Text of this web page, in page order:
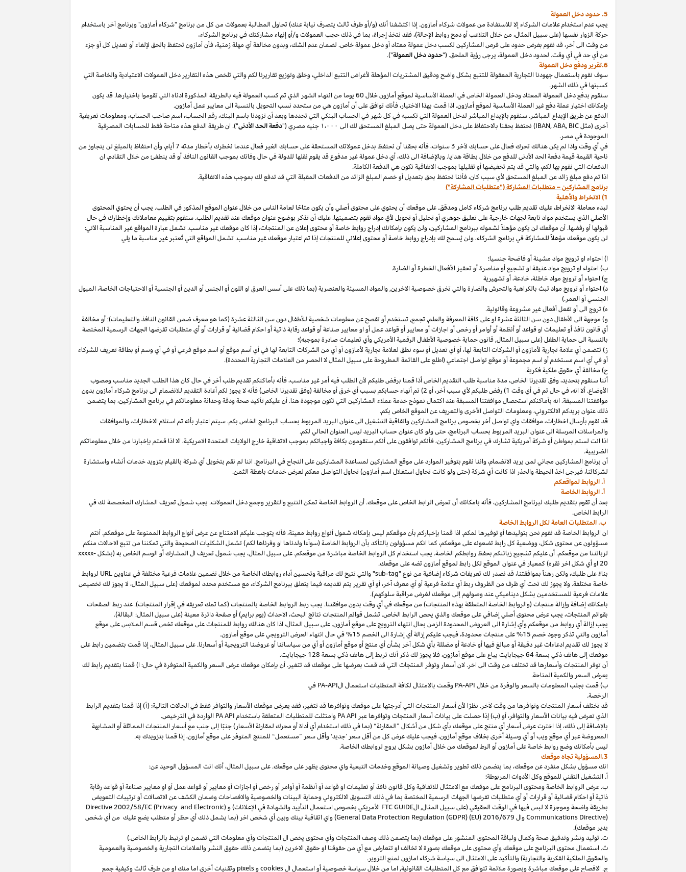
5. حدود دخل العمولة
يجب عدم استخدام علامات الشركاء إلا للاستفادة من عمولات شركاء أمازون. إذا اكتشفنا أنك (و/أو طرف ثالث يتصرف نيابة عنك) تحاول المطالبة بعمولات من كل من برنامج "شركاء أمازون" وبرنامج آخر باستخدام
حركة الزوار نفسها (على سبيل المثال، من خلال التلاعب أو دمج روابط الإحالة)، فقد نتخذ إجراءً، بما في ذلك حجب العمولات و/أو إنهاء مشاركتك في برنامج الشركاء.
من وقت الىأخر،قد نقوم بفرض حدود على فرص المشاركين لكسب دخل عمولة معتاد أو دخل عمولة خاص. لضمان عدم الشك،وبدون مخالفة أي مهلةزمنية،فأن أمازون تحتفظ بالحق لإلغاء أو تعديل كل أو جزء
من أي حد في أي وقت. لحدود دخل العمولة، يرجى رؤية الملحق. ("حدود دخل العمولة").
6.تقرير ودفع دخل العمولة
سوف نقوم باستعمال جهودنا التجارية المعقولة للتتبع بشكل واضح ودقيق المشتريات المؤهلة لأغراض التتبع الداخلي،وخلق وتوزيع تقاريرنا لكم والتي تلخص هذه التقارير دخل العمولات الاعتيادية والخاصة التي
كسبتها في ذلك الشهر.
سنقوم بدفع دخل العمولة المعتاد ودخل العمولة الخاص في العملة الأساسية لموقع أمازون خلال 60 يوما من انتهاء الشهر الذي تم كسب العمولة فيه بالطريقة المذكورة ادناه التي تقوموا باختيارها. قد يكون
بإمكانك اختيار عملة دفع غير العملة الأساسية لموقع أمازون. اذا قمت بهذا الاختيار،فأنك توافق على أن أمازون هي من ستحدد نسب التحويل بالنسبة الى معايير عمل أمازون.
الدفع عن طريق الإيداع المباشر. سنقوم بالإيداع المباشر لدخل العمولة التي تكسبه في كل شهر في الحساب البنكي التي تحددها وبعد أن تزودنا باسم البنك،رقم الحساب، اسم صاحب الحساب،ومعلومات تعريفية
أخرى (مثل
IBAN,ABA, BIC ) نحتفظ بحقنا بالاحتفاظ على دخل العمولة حتى يصل المبلغ المستحق لك الى ١٬٠٠٠ جنيه مصري("دفعة الحد الأدنى")
. انطريقة الدفعهذه متاحةفقط للحسابات المصرفية
الموجودةفي مصر.
في أي وقتواذا لم يكن هنالك تحرك فعال على حسابك لأخر 3 سنوات،فأنه بحقنا أن نحتفظ بدخل عمولاتك المستحقة على حسابك الغير فعالعندما نخطرك بأخطار مدته 7 أيام،وأن احتفاظ بالمبلغ لن يتجاوز من
ناحية القيمة قيمة دفعة الحد الأدنى للدفع من خلال بطاقة هدايا. وبالإضافة الىذلك،أي دخل عمولة غير مدفوع قد يقوم نقلها للدولة في حال وفاتك بموجب القانون النافذ أو قد ينطفئ من خلال التقادم. ان
الدفعات التي نقوم بها لكم،والتي قد يتم تخفيضها أو تقليلها بموجب الاتفاقية تكون هي الدفعة الكاملة.
اذا تم دفع مبلغ زائد عن المبلغ المستحق لأي سبب كان،فأننا نحتفظ بحق بتعديل أو خصم المبلغ الزائد من الدفعات المقبلة التي قد تدفع لك بموجب هذه الاتفاقية.
برنامج المشاركين – متطلبات المشاركة ("متطلبات المشاركة")
1) الانخراط والأهلية
لبدء معاملة الانخراط، عليك تقديم طلب برنامج شركاء كامل ومدقق. على موقعك أن يحتوي على محتوى أصلي وأن يكون متاحًا لعامة الناس من خلال عنوان الموقع المذكور في الطلب. يجب أن يحتوي المحتوى
الأصلي الذي يستخدم مواد تابعة لجهات خارجية على تعليق جوهري أو تحليل أو تحويل لأيّ مواد تقوم بتضمينها. عليك أن تذكر بوضوح عنوان موقعك عند تقديم الطلب. سنقوم بتقييم معاملاتك وإخطارك في حال
قبولها أو رفضها. أن موقعك لن يكون مؤهلاً لشموله ببرنامج المشاركين، ولن يكون بإمكانك إدراج روابط خاصة أو محتوى إعلان عن المنتجات، إذا كان موقعك غير مناسب. تشمل عبارة المواقع غير المناسبة الآتي:
لن يكون موقعك مؤهلاً للمشاركة في برنامج الشركاء، ولن يُسمح لك بإدراج روابط خاصة أو محتوى إعلاني للمنتجات إذا تم اعتبار موقعك غير مناسب. تشمل المواقع التي تُعتبر غير مناسبة ما يلي
ا) احتواء او ترويج مواد مشينة أو فاضحة جنسيا؛
ب) احتواء او ترويج موادعنيفة او تشجيع أو مناصرة أو تحفيز الأفعال الخطرة أو الضارة.
ج) احتواء أو ترويج موادخاطئة،خادعة،أو تشهيرية
د) احتواء أو ترويج مواد تبث بالكراهية والتحرش والضارة والتي تخرق خصوصية الاخرين,والمواد المسيئة والعنصرية (بما ذلك على أسس العرق او اللون أو الجنس أو الدين أو الجنسية أو الاحتياجات الخاصة، الميول
الجنسي أو العمر.)
ه) تروج الى أو تفعل أفعال غير مشروعة وقانونية.
و) موجهة الى الأطفال دون سن الثالثة عشرة او على كافة المعرفة والعلم, تجمع, تستخدم أو تفصح عن معلومات شخصية للأطفال دون سن الثالثة عشرة (كما هو معرف ضمن القانون النافذ والتعليمات)؛ أو مخالفة
أي قانون نافذ أو تعليمات او قواعد أو أنظمة أو أوامر أو رخص أو اجازات أو معايير أو قواعد عمل أو او معايير صناعة أو قواعد رقابة ذاتية أو احكام قضائية أو قرارات أو أي متطلبات تفرضها الجهات الرسمية المختصة
بالنسبة الى حماية الطفل (على سبيل المثال, قانون حماية خصوصية الأطفال الرقمية الأمريكي وأي تعليمات صادرة بموجبه)؛
ز) تتضمن أي علامة تجارية لأمازون أو الشركات التابعة لها،أو أي تعديل أو سوء نطق لعلامة تجارية لأمازون أو أي من الشركات التابعة لها في أي أسم موقع أو اسم موقع فرعي أو في أي وسم أو بطاقة تعريف للشركاء
أو في أي اسم مستخدم أو اسم مجموعة أو موقع تواصل اجتماعي (اطلع على القائمة المطروحة على سبيل المثال لا الحصر من العلامات التجارية المحددة).
ح) مخالفة أي حقوق ملكية فكرية.
أننا سنقوم بتحديد،وفق تقديرنا الخاص، مدة مناسبة طلب التقديم الخاص أذا قمنا برفض طلبكم لأن الطلب فيه أمر غير مناسب،فأنه بأماكنكم تقديم طلب أخر في حال كان هذا الطلب الجديد مناسب ومصوب
الأوضاع. ألا انه،في حال تم في أي وقت 1) رفض طلبكم لأي سبب أخر،أو 2) تم أنهاء حسابكم بسبب أي خرق أو مخالفة (وفق تقديرنا الخاص)فأنه لا يجوز لكم أعادة التقديم للانضمام الى برنامج شركاء أمازون بدون
موافقتنا المسبقة. انه بأماكنكم استحصال موافقتنا المسبقة عند اكتمال نموذج خدمة عملاء المشاركين التي تكون موجودة هنا. أن عليكم تأكيد صحة ودقة وحداثة معلوماتكم في برنامج المشاركين، بما يتضمن
ذلك عنوان بريدكم الالكتروني،ومعلومات التواصل الأخرى والتعريف عن الموقع الخاص بكم.
قد نقوم بأرسال اخطارات، موافقات واي تواصل أخر بخصوص برنامج المشاركين واتفاقية التشغيل الى عنوان البريد المربوط بحساب البرنامج الخاص بكم. سيتم اعتبار بأنه تم استلام الاخطارات،والموافقات
والمراسلات المرسلة الى عنوان البريد المربوط بحساب البرنامج،حتى ولو كان عنوان حساب البريد ليس العنوان الحالي لكم.
اذا انت لستم بمواطن أو شركة أمريكية تشارك في برنامج المشاركين،فأنكم توافقون على أنكم ستقومون بكافة واجباتكم بموجب الاتفاقيةخارج الولايات المتحدة الامريكية، الا اذا قمتم بإخبارنا من خلال معلوماتكم
الضريبية.
أن برنامج المشاركين مجاني لمن يريد الانضمام،واننا نقوم بتوفير الموارد على موقع المشاركين لمساعدة المشاركين على النجاح في البرنامج. اننا لم نقم بتخويل أي شركة بالقيام بتزويد خدمات أنشاء واستشارة
لشركائنا،فيرجى اخذ الحيطة والحذر اذا كانت أي شركة (حتى ولو كانت تحاول استغلال اسم أمازون) تحاول التواصل معكم لعرض خدمات باهظة الثمن.
أ. الروابط لمواقعكم
أ. الروابط الخاصة
بعد أن تقوم بتقديم طلبك لبرنامج المشاركين،فأنه بامكانكأن تعرض الرابط الخاص على موقعك. أن الروابط الخاصة تمكن التتبع والتقرير وجمع دخل العمولات. يجب شمول تعريف المشارك المخصصة لك في
الرابط الخاص.
ب. المتطلبات العامة لكل الروابط الخاصة
ان الروابط الخاصة قد نقوم نحن بتوليدها أو توفيرها لمكم. اذا قمنا بإخباركم بأن موقعكم ليس بإمكانه شمول أنواع روابط معينة،فأنه يتوجب عليكم الامتناع عن عرض أنواع الروابط الممنوعة على موقعكم. أنتم
مسؤولون عن محتوىشكل،ووضعية كل رابط تضعونه على موقعكم، كما انكم مسؤولون بالتأكد بأن الروابط الخاصة (سوآءا ولدناها او وفرناها لكم) تشمل الشكليات الصحيحة والتي تمكننا من تتبع الاحالات منكم
لزبائننا من موقعكم. أن عليكم تشجيع زبائنكم بحفظ روابطكم الخاصة. يجب استخدام كل الروابط الخاصة مباشرة من موقعكم. على سبيل المثال، يجب شمول تعريف ال المشارك أو الوسم الخاص به (بشكلxxxxx-
20 او أي شكل اخر نقره) كمعيار في عنوان الموقع لكل رابط لموقع أمازون تضه على موقعك.
بناءً على طلبك، ولكن رهناً بموافقتنا، قد نصدر لك تعريفات شركاء إضافية من نوع "sub-tag" والتي تتيح لك مراقبة وتحسين أداء روابطك الخاصة من خلال تضمين علامات فرعية مختلفة في عناوينURL لروابط
خاصة مختلفة. ولا يجوز لك تحت أي ظرف من الظروف ربط أي علامة فرعية أو أي معرف آخر، أو أي تقرير يتم تقديمه فيما يتعلق ببرنامج الشركاء، مع مستخدم محدد لموقعك (على سبيل المثال، لا يجوز لك تخصيص
علامات فرعية للمستخدمين بشكل ديناميكي عند وصولهم إلى موقعك لغرض مراقبة سلوكهم).
بامكانك إضافة وإزالة منتجات (والروابط الخاصة المتعلقة بهذه المنتجات) من موقعك في أي وقت بدون موافقتنا. يجب ربط الروابط الخاصة بالمنتجات (كما تمك تعريفه في إقرار المنتجات). عند ربط الصفحات
بقوائم المنتجات، يجب عرض محتوىأصلي إضافي على موقعك والذي يحص الرابط الخاص. تشمل قوائم المنتجات نتائج البحث، الاحداث (يوم برايم) أو صفحة دائرة معينة (على سبيل المثال: البقالة).
يجب إزالة أي روابط من موقعكم وأي إشارة الى العروض المحدودة الزمن بحال انتهاء الترويج على موقع أمازون. على سبيل المثال، اذا كان هنالك روابط للمنتجات على موقعك تخص قسم الملابس على موقع
أمازون والتي تذكر وجود خصم 15% على منتجات محدودة،فيجب عليكم إزالة أي إشارة الى الخصم 15% في حال انتهاء العرض الترويجي على موقع أمازون.
لا يجوز لك تقديم ادعاءاتغيردقيقةأو مبالغفيهاأوخادعةأو مضللة بأيشكلآخر بشأنأي منتجأو موقعأمازونأوأي منسياساتناأوعروضنا الترويجيةأوأسعارنا.علىسبيل المثال،إذا قمت بتضمينرابطعلى
موقعكإلىهاتفذكي بسعة جيجابايت يباععلى موقعأمازون،فلا يجوز لكذكرأنك تربطإلىهاتفذكي بسعة جيجابايت.
أن توفر المنتجات وأسعارها قد تختلف من وقت الى اخر. لان أسعار وتوفر المنتجات التي قد قمت بعرضها على موقعك قد تتغير. أن بإمكان موقعك عرض السعر والكمية المتوفرة في حال: ا) قمنا بتقديم رابط لك
يعرض السعر والكمية المتاحة.
ب) قمت بجلب المعلومات بالسعر والوفرة من خلال PA-API وقمت بالامتثال لكافة المتطلبات استعمال ال PA-API
في
الرخصة.
قد تختلف أسعار المنتجات وتوافرها من وقت لآخر. نظرًا لأن أسعار المنتجات التي أدرجتها على موقعك وتوافرها قد تتغير، فقد يعرض موقعك الأسعار والتوافر فقط في الحالات التالية: (أ) إذا قمنا بتقديم الرابط
الذي تعرض فيه بيانات الأسعار والتوافر، أو (ب) إذا حصلت على بيانات أسعار المنتجات وتوافرها عبر
وامتثلت للمتطلبات المتعلقة باستخدام الواردة في الترخيص.
بالإضافة إلىذلك، إذا اخترتعرضأسعار أي منتجعلى موقعك بأيشكل منأشكال ”المقارنة“
(بمافيذلك استخدامأيأداةأو محرك لمقارنة الأسعار)جنبًا إلىجنب معأسعار المنتجات المماثلةأو المشابهة
المعروضةعبر أي موقعويبأوأيوسيلةأخرى بخلاف موقعأمازون،فيجبعليكعرض كل منأقلسعر ’جديد‘ وأقلسعر ”مستعمل“ للمنتج المتوفر على موقعأمازون، إذا قمنا بتزويدك به.
ليس بأمكانكوضع روابط خاصة على أمازون أو الرط لموقعك من خلال أمازون بشكل يروج لروابطك الخاصة.
3.المسؤولية تجاه موقعك
انك مسؤول بشكل منفرد عن موقعك، بما يتضمن ذلك تطويروتشغيلوصيانة الموقع وخدمات التبعية واي محتوى يظهر على موقعك. على سبيل المثال،أنك انت المسؤول الوحيد عن:
أ. التشغيل التقني للموقع وكل الأدوات المربوطة؛
ب. عرض الروابط الخاصة ومحتوى البرنامج على موقعك مع الامتثال للاتفاقية وكل قانون نافذ أو تعليمات او قواعد أو أنظمة أو أوامر أو رخص أو اجازات أو معايير أو قواعد عمل أو او معايير صناعة أو قواعد رقابة
ذاتية أو احكام قضائية أو قرارات أو أي متطلبات تفرضها الجهات الرسمية المختصة بما في ذلك التسويق الالكتروني وحماية البينات والخصوصيةوالافصاحاتوضمان الكشف عن الاتصالات أو ترتيبات التعويض
بطريقة واضحة وموجزة لا لبس فيها في الوقت الحقيقي(على سبيل المثال, الFTC GUIDE الأمريكي بخصوص استعمال التأييد والشهادة في الإعلانات) و (Directive 2002/58/EC (Privacy and Electronic
Communications Directive) وال General Data Protection Regulation (GDPR) (EU) 2016/679) واي اتفاقية بينك وبين أي شخص اخر (بما يشمل ذلك أي حظر أو متطلب يضع عليك من أي شخص
يدير موقعك).
ت. توليد ونشر وتدقيق صحة وكمال ولباقة المحتوى المنشور على موقعك (بما يتضمن ذلك وصف المنتجات وأي محتوى يخص ال المنتجات وأي معلومات التي تضمن او ترتبط بالرابط الخاص.)
ث. استعمال محتوى البرنامج على موقعك وأي محتوى على موقعك بصورة لا تخالف او تتعارض مع أي من حقوقنا او حقوق الاخرين (بما يتضمن ذلك حقوق النشر والعلامات التجارية والخصوصية والعمومية
والحقوق الملكية الفكرية والتجارية) والتأكيد على الامتثال الى سياسة شركاء امازون لمنع التزوير.
ج. الافصاح على موقعك مباشرة وبصورة ملائمة تتوافق مع كل المتطلبات القانونية, اما من خلال سياسة خصوصية أو استعمال الcookiesوpixels وتقنيات أخرى اما منك او من طرف ثالث وكيفية جمع